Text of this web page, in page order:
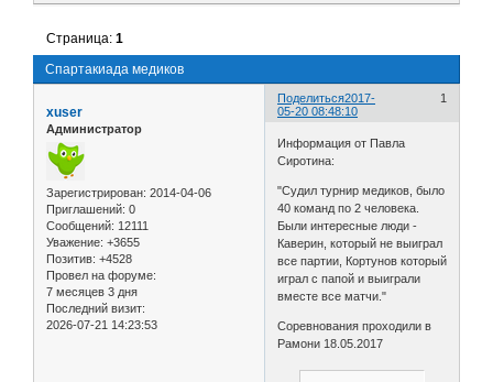
Спартакиада медиков
Страница:1
Поделиться 1
2017-
05-20 08:48:10
xuser
Администратор
Зарегистрирован: 2014-04-06
Приглашений: 0
Сообщений: 12111
Уважение: +3655
Позитив: +4528
Провел на форуме:
7 месяцев 3 дня
Последний визит:
2026-07-21 14:23:53
Информация от Павла
Сиротина:
"Судил турнир медиков, было
40 команд по 2 человека.
Были интересные люди -
Каверин, который не выиграл
все партии, Кортунов который
играл с папой и выиграли
вместе все матчи."
Соревнования проходили в
Рамони 18.05.2017